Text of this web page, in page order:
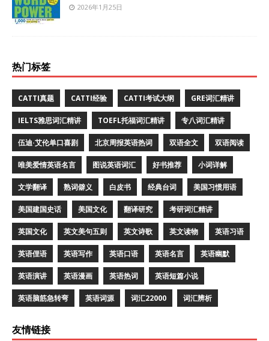
2026年1月25日
热门标签
CATTI真题 CATTI经验 CATTI考试大纲 GRE词汇精讲
IELTS雅思词汇精讲 TOEFL托福词汇精讲 专八词汇精讲
伍迪·艾伦单口喜剧 北京周报英语热词 双语全文 双语阅读
唯美爱情英语名言 图说英语词汇 好书推荐 小词详解
文学翻译 熟词僻义 白皮书 经典台词 美国习惯用语
美国建国史话 美国文化 翻译研究 考研词汇精讲
英国文化 英文美句五则 英文诗歌 英文读物 英语习语
英语俚语 英语写作 英语口语 英语名言 英语幽默
英语演讲 英语漫画 英语热词 英语短篇小说
英语脑筋急转弯 英语词源 词汇22000 词汇辨析
友情链接